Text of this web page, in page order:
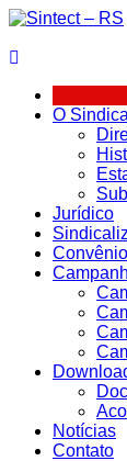
Ir
o
O
Jurídico
Notícias
Contato